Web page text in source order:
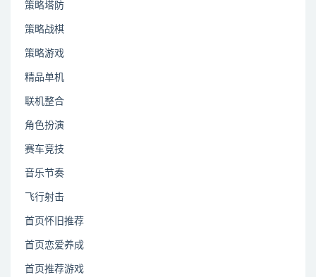
策略塔防
策略战棋
策略游戏
精品单机
联机整合
角色扮演
赛车竞技
音乐节奏
飞行射击
首页怀旧推荐
首页恋爱养成
首页推荐游戏